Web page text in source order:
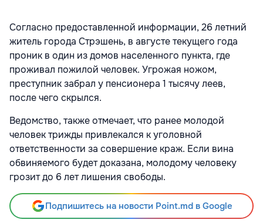
Согласно предоставленной информации, 26 летний
житель города Стрэшень, в августе текущего года
проник в один из домов населенного пункта, где
проживал пожилой человек. Угрожая ножом,
преступник забрал у пенсионера 1 тысячу леев,
после чего скрылся.
Ведомство, также отмечает, что ранее молодой
человек трижды привлекался к уголовной
ответственности за совершение краж. Если вина
обвиняемого будет доказана, молодому человеку
грозит до 6 лет лишения свободы.
Подпишитесь на новости Point.md в Google